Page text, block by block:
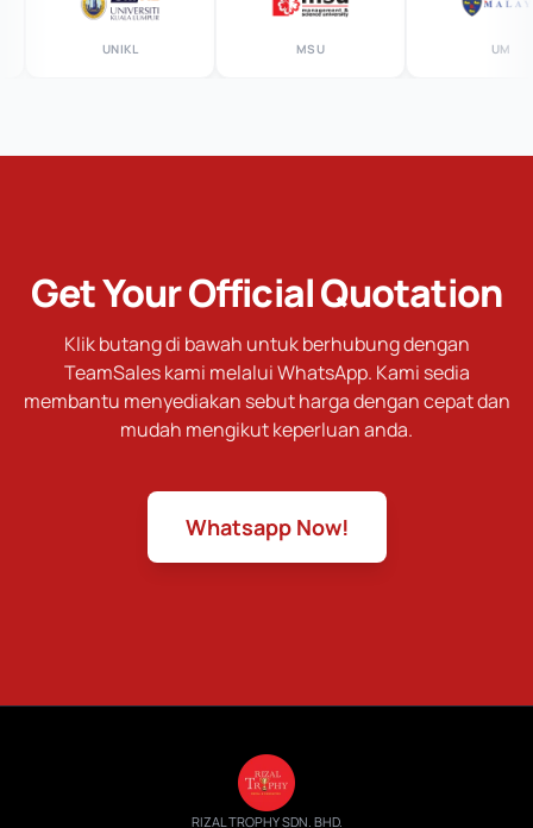
UNIKL MSU UM
Get Your Official Quotation
Klik butang di bawah untuk berhubung dengan
TeamSales kami melalui WhatsApp. Kami sedia
membantu menyediakan sebut harga dengan cepat dan
mudah mengikut keperluan anda.
Whatsapp Now!
RIZAL TROPHY SDN. BHD.